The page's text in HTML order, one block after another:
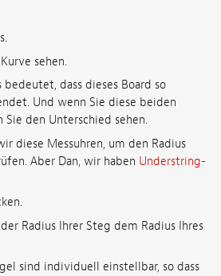
sehen.
bedeutet, dass dieses Board so
Und wenn Sie diese beiden
Sie den Unterschied sehen.
diese Messuhren, um den Radius
Aber Dan, wir haben Understring-
Radius Ihrer Steg dem Radius Ihres
sind individuell einstellbar, so dass